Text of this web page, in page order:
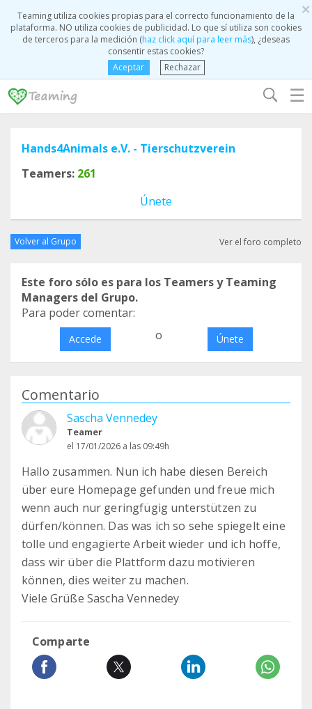
×
Teaming utiliza cookies propias para el correcto funcionamiento de la
plataforma. NO utiliza cookies de publicidad. Lo que sí utiliza son cookies
de terceros para la medición (haz click aquí para leer más), ¿deseas
consentir estas cookies?
Aceptar
Rechazar
☰
Hands4Animals e.V. - Tierschutzverein
Teamers: 261
Únete
Volver al Grupo Ver el foro completo
Este foro sólo es para los Teamers y Teaming
Managers del Grupo.
Para poder comentar:
Accede o Únete
Comentario
Sascha Vennedey
Teamer
el 17/01/2026 a las 09:49h
Hallo zusammen. Nun ich habe diesen Bereich
über eure Homepage gefunden und freue mich
wenn auch nur geringfügig unterstützen zu
dürfen/können. Das was ich so sehe spiegelt eine
tolle und engagierte Arbeit wieder und ich hoffe,
dass wir über die Plattform dazu motivieren
können, dies weiter zu machen.
Viele Grüße Sascha Vennedey
Comparte